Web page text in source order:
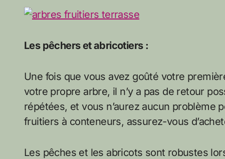
Les pêchers et abricotiers :
Une fois que vous avez goûté votre
votre propre arbre, il n’y a pas de retour
répétées, et vous n’aurez aucun problème
fruitiers à conteneurs, assurez-vous
Les pêches et les abricots sont robustes